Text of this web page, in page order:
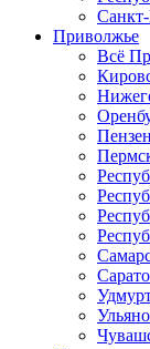
Приволжье
Всё